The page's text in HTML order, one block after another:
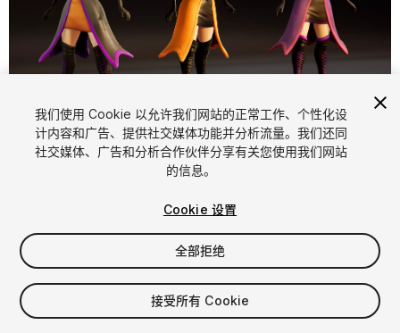
1/22
$39.99
增值税将在结算时计算
我们使用 Cookie 以允许我们网站的正常工作、个性化设
计内容和广告、提供社交媒体功能并分析流量。我们还同
社交媒体、广告和分析合作伙伴分享有关您使用我们网站
的信息。
Cookie 设置
全部拒绝
接受所有 Cookie